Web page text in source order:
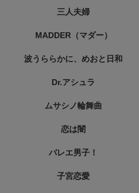
三人夫婦
MADDER（マダー）
波うららかに、めおと日和
Dr.アシュラ
ムサシノ輪舞曲
恋は闇
バレエ男子！
子宮恋愛